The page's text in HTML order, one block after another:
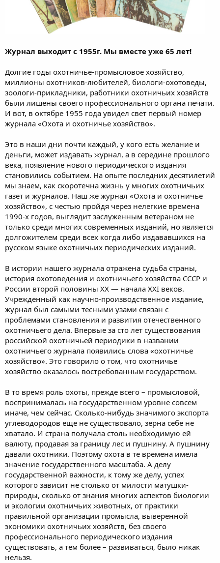
Журнал выходит с 1955г. Мы вместе уже 65 лет!
Долгие годы охотничье-промысловое хозяйство,
миллионы охотников-любителей, биологи-охотоведы,
зоологи-прикладники, работники охотничьих хозяйств
были лишены своего профессионального органа печати.
И вот, в октябре 1955 года увидел свет первый номер
журнала «Охота и охотничье хозяйство».
Это в наши дни почти каждый, у кого есть желание и
деньги, может издавать журнал, а в середине прошлого
века, появление нового периодического издания
становились событием. На опыте последних десятилетий
мы знаем, как скоротечна жизнь у многих охотничьих
газет и журналов. Наш же журнал «Охота и охотничье
хозяйство», с честью пройдя через нелегкие времена
1990-х годов, выглядит заслуженным ветераном не
только среди многих современных изданий, но является
долгожителем среди всех когда либо издававшихся на
русском языке охотничьих периодических изданий.
В истории нашего журнала отражена судьба страны,
история охотоведения и охотничьего хозяйства СССР и
России второй половины ХХ — начала ХХI веков.
Учрежденный как научно-производственное издание,
журнал был самыми тесными узами связан с
проблемами становления и развития отечественного
охотничьего дела. Впервые за сто лет существования
российской охотничьей периодики в названии
охотничьего журнала появились слова «охотничье
хозяйство». Это говорило о том, что охотничье
хозяйство оказалось востребованным государством.
В то время роль охоты, прежде всего – промысловой,
воспринималась на государственном уровне совсем
иначе, чем сейчас. Сколько-нибудь значимого экспорта
углеводородов еще не существовало, зерна себе не
хватало. И страна получала столь необходимую ей
валюту, продавая за границу лес и пушнину. А пушнину
давали охотники. Поэтому охота в те времена имела
значение государственного масштаба. А делу
государственной важности, к тому же делу, успех
которого зависит не столько от милости матушки-
природы, сколько от знания многих аспектов биологии
и экологии охотничьих животных, от практики
правильной организации промысла, выверенной
экономики охотничьих хозяйств, без своего
профессионального периодического издания
существовать, а тем более – развиваться, было никак
нельзя.